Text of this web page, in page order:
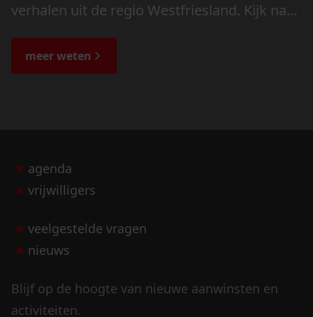
verhalen uit de regio Westfriesland. Kijk naar
de bijzondere verhalen.
meer weten
agenda
vrijwilligers
veelgestelde vragen
nieuws
Blijf op de hoogte van nieuwe aanwinsten en
activiteiten.